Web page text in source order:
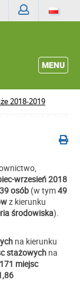
MENU
2018-2019
wrzesień 2018
osób (w tym49
z kierunku
środowiska).
na kierunku
stażowych na
171 miejsc